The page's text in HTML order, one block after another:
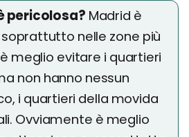
pericolosa? Madrid è
nelle zone più
meglio evitare i quartieri
non hanno nessun
i quartieri della movida
Ovviamente è meglio